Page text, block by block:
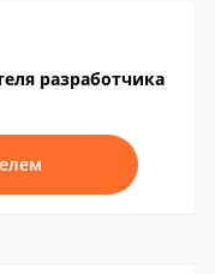
разработчика